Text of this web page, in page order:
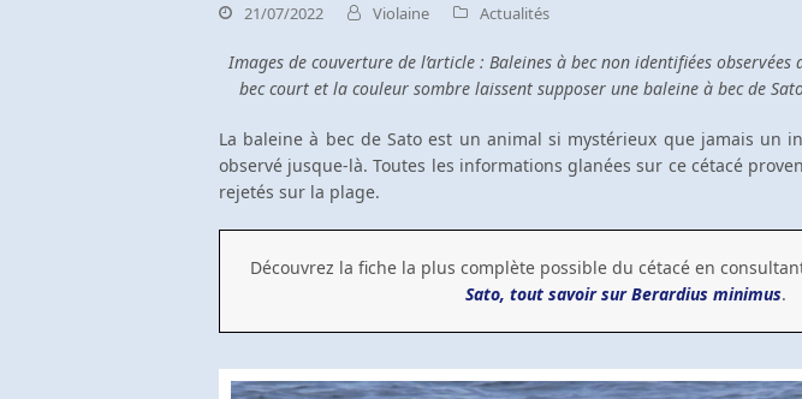
21/07/2022 Violaine Actualités
Images de couverture de l’article : Baleines à bec non identifiées
bec court et la couleur sombre laissent supposer une baleine à bec de
La baleine à bec de Sato est un animal si mystérieux que jamais un
observé jusque-là. Toutes les informations glanées sur ce cétacé
rejetés sur la plage.
Découvrez la fiche la plus complète possible du cétacé en
Sato, tout savoir sur Berardius minimus.